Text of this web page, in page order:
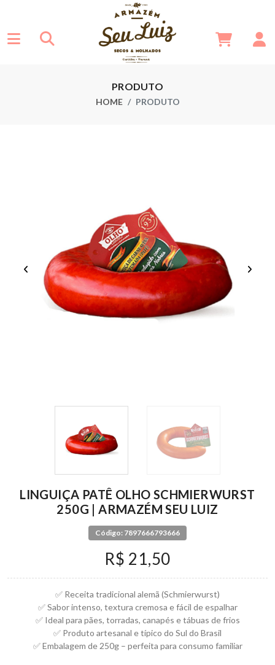
PRODUTO
HOME PRODUTO
LINGUIÇA PATÊ OLHO SCHMIERWURST
250G | ARMAZÉM SEU LUIZ
Código: 7897666793666
R$ 21,50
✅ Receita tradicional alemã (Schmierwurst)
✅ Sabor intenso, textura cremosa e fácil de espalhar
✅ Ideal para pães, torradas, canapés e tábuas de frios
✅ Produto artesanal e típico do Sul do Brasil
✅ Embalagem de 250g – perfeita para consumo familiar